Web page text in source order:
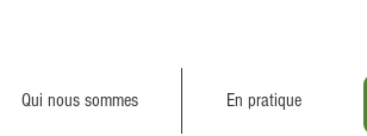
Qui nous sommes En pratique